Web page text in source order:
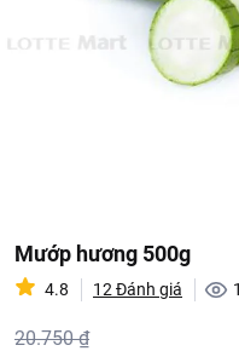
Mướp hương 500g
4.8 12 Đánh giá
20.750 ₫